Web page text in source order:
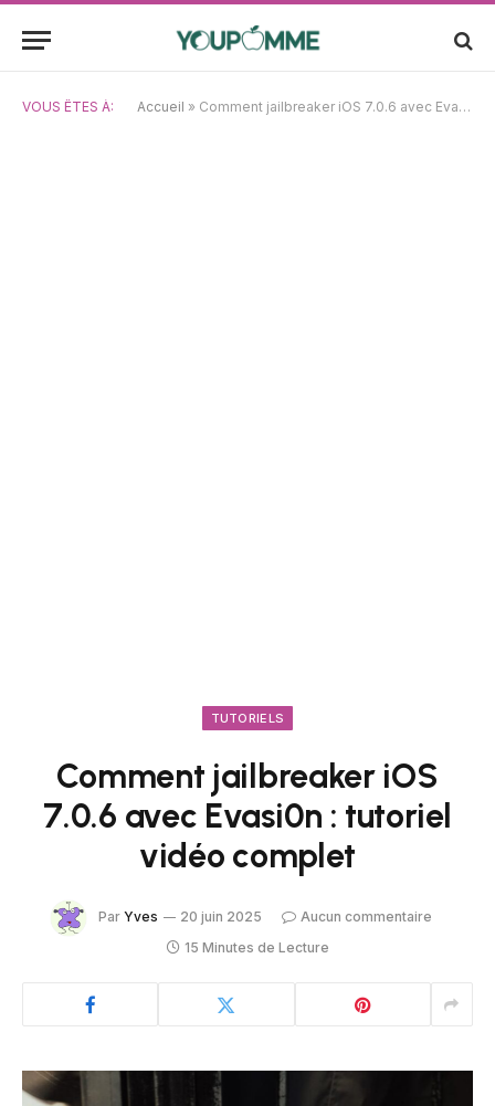
VOUS ÊTES À: Accueil » Comment jailbreaker iOS 7.0.6 avec Evasi0n : tutoriel vidéo complet
TUTORIELS
Comment jailbreaker iOS
7.0.6 avec Evasi0n : tutoriel
vidéo complet
Par Yves 20 juin 2025
Aucun commentaire
15 Minutes de Lecture